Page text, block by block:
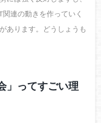
連の動きを作っていく
あります。どうしょうも
」ってすごい理